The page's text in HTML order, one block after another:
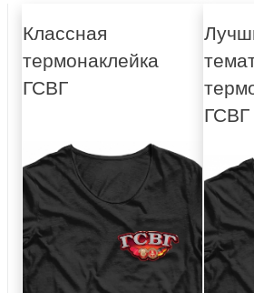
Классная
термонаклейка
ГСВГ
ГСВГ